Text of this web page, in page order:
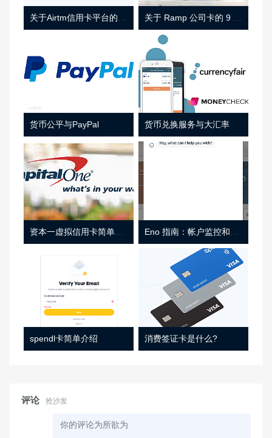
货币公平与PayPal 货币兑换服务与大汇率
资本一虚拟信用卡简单介绍
spendl卡简单介绍 消费签证卡是什么?
评论 抢沙发